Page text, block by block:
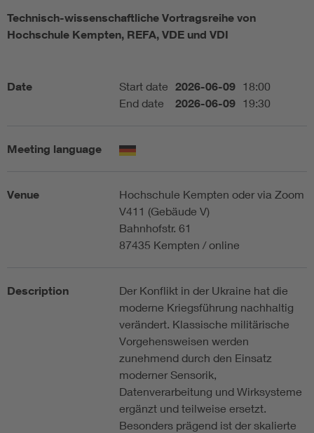
Consumer protection
Technisch-wissenschaftliche Vortragsreihe von
Hochschule Kempten, REFA, VDE und VDI
Date Start date 2026-06-09 18:00
End date
2026-06-09 19:30
Meeting language
Venue
Hochschule Kempten oder via Zoom
V411 (Gebäude V)
Bahnhofstr. 61
87435 Kempten / online
Description
Der Konflikt in der Ukraine hat die
moderne Kriegsführung nachhaltig
verändert. Klassische militärische
Vorgehensweisen werden
zunehmend durch den Einsatz
moderner Sensorik,
Datenverarbeitung und Wirksysteme
ergänzt und teilweise ersetzt.
Besonders prägend ist der skalierte